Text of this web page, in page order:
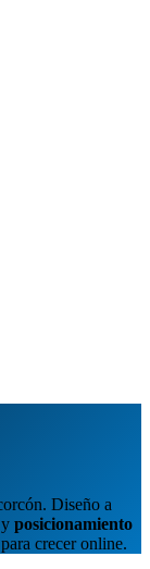
Diseño a
posicionamiento
crecer online.